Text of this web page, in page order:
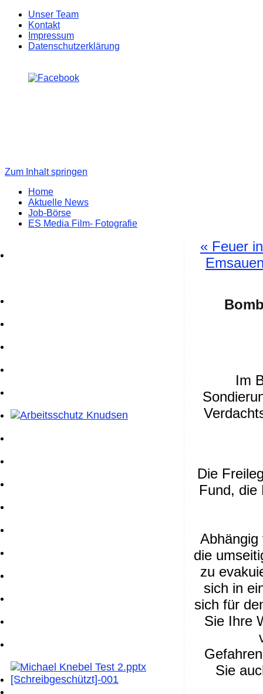
Unser Team
Kontakt
Impressum
Datenschutzerklärung
Zum Inhalt springen
Home
Aktuelle News
Job-Börse
ES Media Film- Fotografie
« Feuer
Im
Die
Fund,
die
zu
sich in
sich für
Sie Ihre
Sie